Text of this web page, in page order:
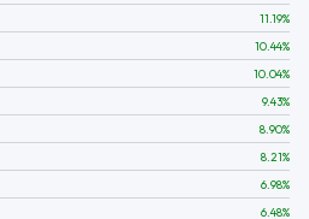
11.19%
10.44%
10.04%
9.43%
8.90%
8.21%
6.98%
6.48%